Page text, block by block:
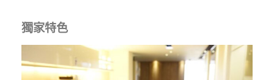
獨家特色